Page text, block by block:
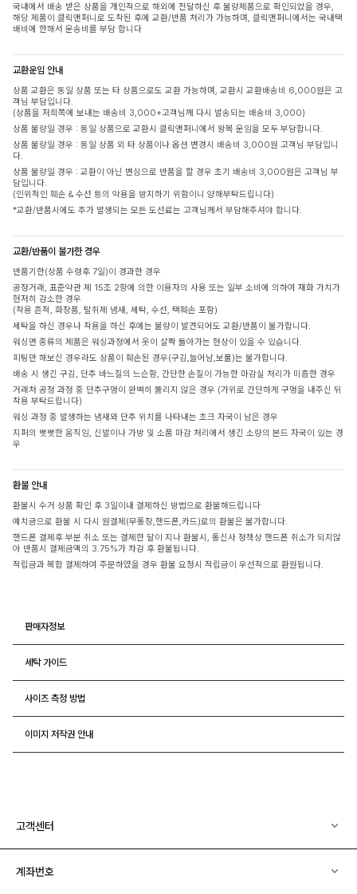
국내에서 배송 받은 상품을 개인적으로 해외에 전달하신 후 불량제품으로 확인되었을 경우,
해당 제품이 클릭앤퍼니로 도착된 후에 교환/반품 처리가 가능하며, 클릭앤퍼니에서는 국내택
배비에 한해서 운송비를 부담 합니다
교환운임 안내
상품 교환은 동일 상품 또는 타 상품으로도 교환 가능하며, 교환시 교환배송비 6,000원은 고
객님 부담입니다.
(상품을 저희쪽에 보내는 배송비 3,000+고객님께 다시 발송되는 배송비 3,000)
상품 불량일 경우 : 동일 상품으로 교환시 클릭앤퍼니에서 왕복 운임을 모두 부담합니다.
상품 불량일 경우 : 동일 상품 외 타 상품이나 옵션 변경시 배송비 3,000원 고객님 부담입니
다.
상품 불량일 경우 : 교환이 아닌 변심으로 반품을 할 경우 초기 배송비 3,000원은 고객님 부
담입니다.
(인위적인 훼손 & 수선 등의 악용을 방지하기 위함이니 양해부탁드립니다)
*교환/반품시에도 추가 발생되는 모든 도선료는 고객님께서 부담해주셔야 합니다.
교환/반품이 불가한 경우
반품기한(상품 수령후 7일)이 경과한 경우
공정거래, 표준약관 제 15조 2항에 의한 이용자의 사용 또는 일부 소비에 의하여 재화 가치가
현저히 감소한 경우
(착용 흔적, 화장품, 탈취제 냄새, 세탁, 수선, 택훼손 포함)
세탁을 하신 경우나 착용을 하신 후에는 불량이 발견되어도 교환/반품이 불가합니다.
워싱면 종류의 제품은 워싱과정에서 옷이 살짝 돌아가는 현상이 있을 수 있습니다.
피팅만 해보신 경우라도 상품이 훼손된 경우(구김,늘어남,보풀)는 불가합니다.
배송 시 생긴 구김, 단추 바느질의 느슨함, 간단한 손질이 가능한 마감실 처리가 미흡한 경우
거래처 공정 과정 중 단추구멍이 완벽히 뚫리지 않은 경우 (가위로 간단하게 구멍을 내주신 뒤
착용 부탁드립니다)
워싱 과정 중 발생하는 냄새와 단추 위치를 나타내는 초크 자국이 남은 경우
지퍼의 뻣뻣한 움직임, 신발이나 가방 및 소품 마감 처리에서 생긴 소량의 본드 자국이 있는 경
우
환불 안내
환불시 수거 상품 확인 후 3일이내 결제하신 방법으로 환불해드립니다
예치금으로 환불 시 다시 원결제(무통장,핸드폰,카드)로의 환불은 불가합니다.
핸드폰 결제후 부분 취소 또는 결제한 달이 지나 환불시, 통신사 정책상 핸드폰 취소가 되지않
아 반품시 결제금액의 3.75%가 차감 후 환불됩니다.
적립금과 복합 결제하여 주문하였을 경우 환불 요청시 적립금이 우선적으로 환원됩니다.
판매자정보
세탁 가이드
사이즈 측정 방법
이미지 저작권 안내
고객센터
계좌번호